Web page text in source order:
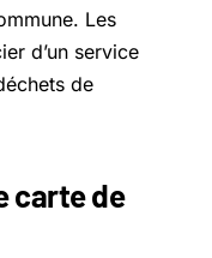
Les
d’un service
de
carte de